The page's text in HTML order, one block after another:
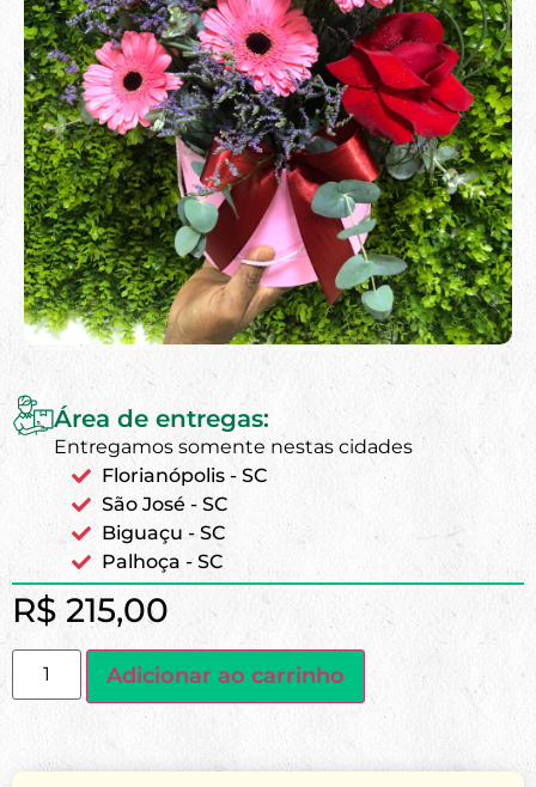
Área de entregas:
Entregamos somente nestas cidades
Florianópolis - SC
São José - SC
Biguaçu - SC
Palhoça - SC
R$ 215,00
Adicionar ao carrinho